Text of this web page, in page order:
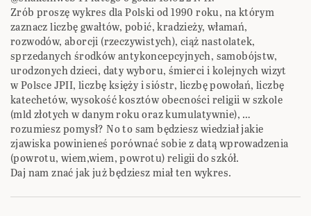
Zrób proszę wykres dla Polski od 1990 roku, na którym
zaznacz liczbę gwałtów, pobić, kradzieży, włamań,
rozwodów, aborcji (rzeczywistych), ciąż nastolatek,
sprzedanych środków antykoncepcyjnych, samobójstw,
urodzonych dzieci, daty wyboru, śmierci i kolejnych wizyt
w Polsce JPII, liczbę księży i sióstr, liczbę powołań, liczbę
katechetów, wysokość kosztów obecności religii w szkole
(mld złotych w danym roku oraz kumulatywnie), …
rozumiesz pomysł? No to sam będziesz wiedział jakie
zjawiska powinieneś porównać sobie z datą wprowadzenia
(powrotu, wiem,wiem, powrotu) religii do szkół.
Daj nam znać jak już będziesz miał ten wykres.